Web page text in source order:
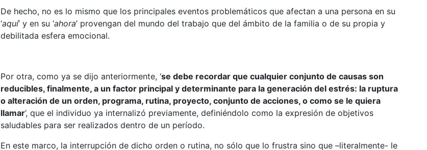
De hecho, no es lo mismo que los principales eventos problemáticos que afectan a una persona en su
‘aquí’ y en su ‘ahora’ provengan del mundo del trabajo que del ámbito de la familia o de su propia y
debilitada esfera emocional.
Por otra, como ya se dijo anteriormente, ‘se debe recordar que cualquier conjunto de causas son
reducibles, finalmente, a un factor principal y determinante para la generación del estrés: la ruptura
o alteración de un orden, programa, rutina, proyecto, conjunto de acciones, o como se le quiera
llamar’, que el individuo ya internalizó previamente, definiéndolo como la expresión de objetivos
saludables para ser realizados dentro de un período.
En este marco, la interrupción de dicho orden o rutina, no sólo que lo frustra sino que –literalmente- le